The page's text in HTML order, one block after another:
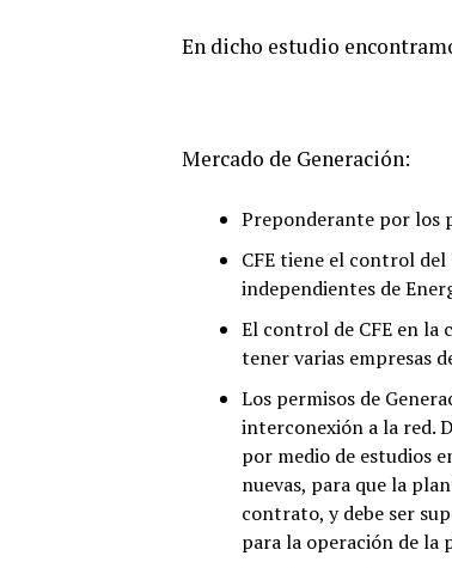
En dicho estudio
Mercado de Generación:
Preponderante por los
CFE tiene el control
independientes de
El control de CFE en
tener varias empresas
Los permisos de
interconexión a la red.
por medio de estudios
nuevas, para que la
contrato, y debe ser
para la operación de la